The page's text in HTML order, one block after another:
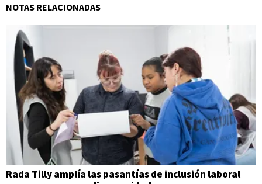
NOTAS RELACIONADAS
Rada Tilly amplía las pasantías de inclusión laboral